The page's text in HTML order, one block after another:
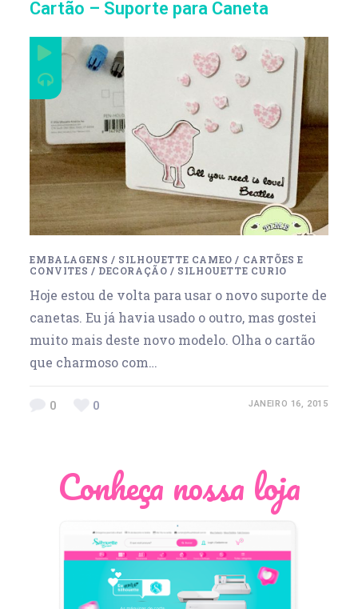
Cartão – Suporte para Caneta
EMBALAGENS / SILHOUETTE CAMEO / CARTÕES E
CONVITES / DECORAÇÃO / SILHOUETTE CURIO
Hoje estou de volta para usar o novo suporte de
canetas. Eu já havia usado o outro, mas gostei
muito mais deste novo modelo. Olha o cartão
que charmoso com…
0 0 JANEIRO 16, 2015
Conheça nossa loja